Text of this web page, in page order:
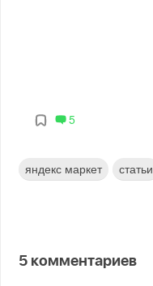
5
яндекс маркет статьи
5 комментариев